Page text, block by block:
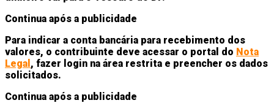
Continua após a publicidade
Para indicar a conta bancária para recebimento dos
valores, o contribuinte deve acessar o portal do Nota
Legal , fazer login na área restrita e preencher os dados
solicitados.
Continua após a publicidade